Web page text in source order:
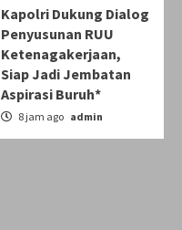
Kapolri Dukung Dialog
Penyusunan RUU
Ketenagakerjaan,
Siap Jadi Jembatan
Aspirasi Buruh*
8 jam ago admin